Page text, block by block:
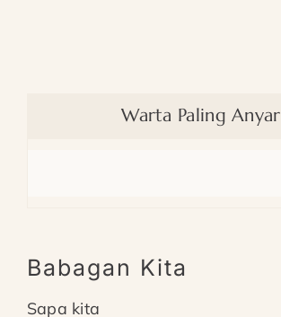
Warta Paling Anyar
Babagan Kita
Sapa kita